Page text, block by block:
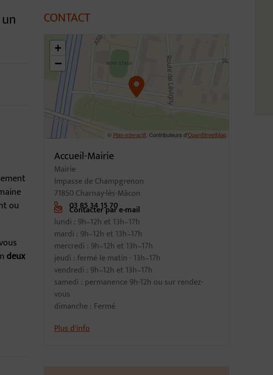
ou
deux
CONTACT
46.31031483109773,4.796480837703209
+
−
© Plan-interactif , Contributeurs d'OpenStreetMap
Accueil-Mairie
Mairie
Impasse de Champgrenon
71850 Charnay-lès-Mâcon
03 85 34 15 70
Contacter par e-mail
lundi : 9h–12h et 13h–17h
mardi : 9h–12h et 13h–17h
mercredi : 9h–12h et 13h–17h
jeudi : fermé le matin - 13h–17h
vendredi : 9h–12h et 13h–17h
samedi : permanence 9h-12h ou sur rendez-
vous
dimanche : Fermé
Plus d'info